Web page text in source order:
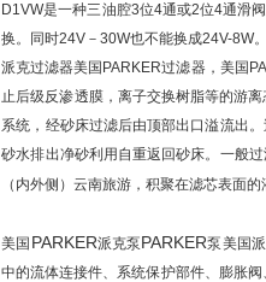
D1VW是一种三油腔3位4通或2位4通滑
换。同时24V－30W也不能换成24V-8W。
派克过滤器美国PARKER过滤器，美国
止后级反渗透膜，离子交换树脂等的游
系统，经砂床过滤后由顶部出口溢流出
砂水排出净砂利用自重返回砂床。一般
（内外侧）云南旅游，积聚在滤芯表面
美国 PARKER派克泵PARKER泵美国
中的流体连接件、系统保护部件、膨胀